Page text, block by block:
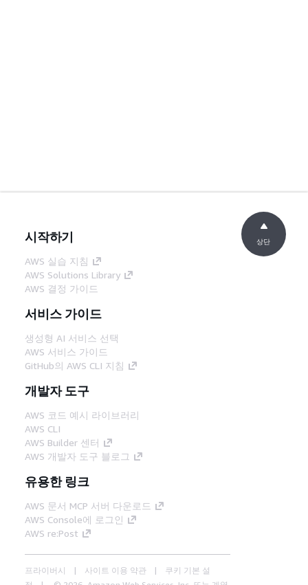
시작하기
AWS 실습 지침
AWS Solutions Library
AWS 결정 가이드
서비스 가이드
생성형 AI 서비스 선택
AWS 서비스 가이드
GitHub의 AWS CLI 지침
개발자 도구
AWS 코드 예시 라이브러리
AWS CLI
AWS Builder 센터
AWS 개발자 도구 블로그
유용한 링크
AWS 문서 MCP 서버 다운로드
AWS Console에 로그인
AWS re:Post
프라이버시 사이트 이용 약관
쿠키 기본 설
상단